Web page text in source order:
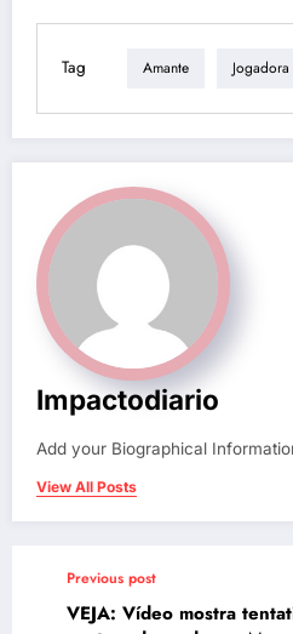
Tag Amante Jogadora
Impactodiario
Add your Biographical
View All Posts
Previous post
VEJA: Vídeo mostra